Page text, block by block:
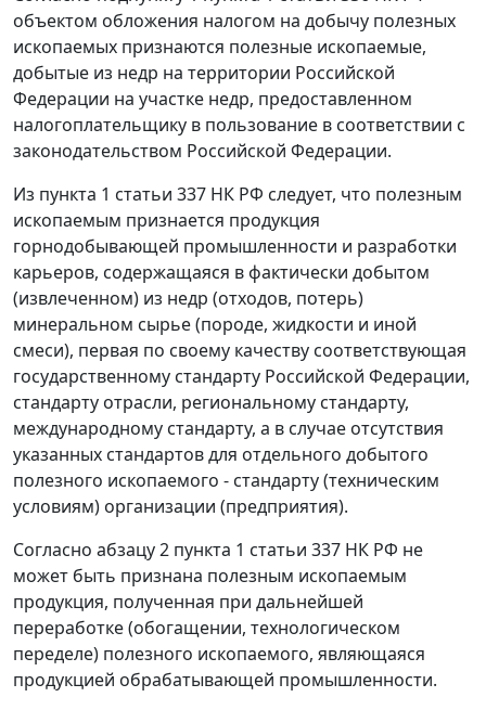
объектом обложения налогом на добычу полезных
ископаемых признаются полезные ископаемые,
добытые из недр на территории Российской
Федерации на участке недр, предоставленном
налогоплательщику в пользование в соответствии с
законодательством Российской Федерации.
Из пункта 1 статьи 337 НК РФ следует, что полезным
ископаемым признается продукция
горнодобывающей промышленности и разработки
карьеров, содержащаяся в фактически добытом
(извлеченном) из недр (отходов, потерь)
минеральном сырье (породе, жидкости и иной
смеси), первая по своему качеству соответствующая
государственному стандарту Российской Федерации,
стандарту отрасли, региональному стандарту,
международному стандарту, а в случае отсутствия
указанных стандартов для отдельного добытого
полезного ископаемого - стандарту (техническим
условиям) организации (предприятия).
Согласно абзацу 2 пункта 1 статьи 337 НК РФ не
может быть признана полезным ископаемым
продукция, полученная при дальнейшей
переработке (обогащении, технологическом
переделе) полезного ископаемого, являющаяся
продукцией обрабатывающей промышленности.